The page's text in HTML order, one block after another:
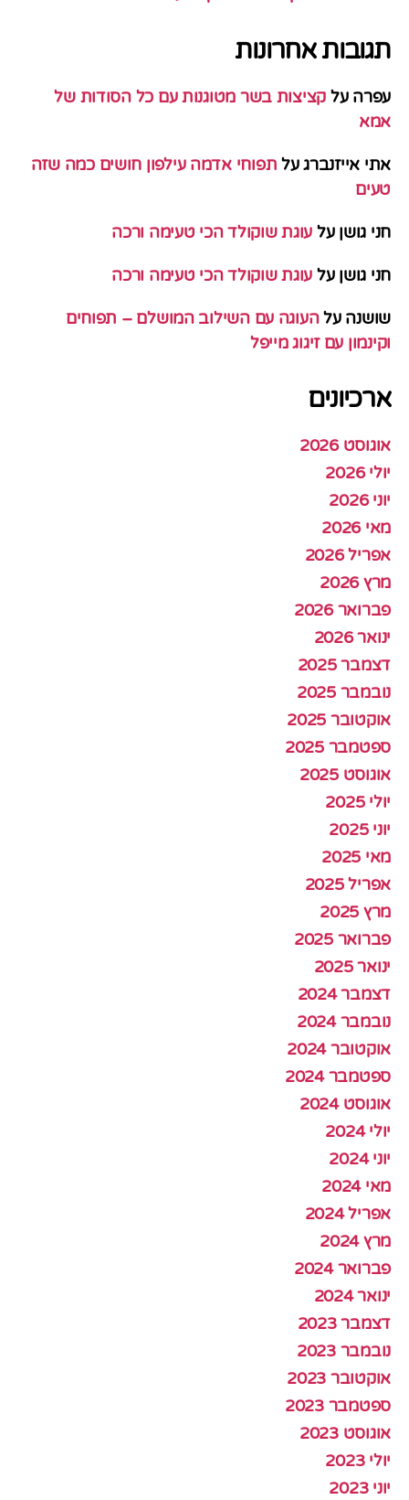
תגובות אחרונות
עפרה על קציצות בשר מטוגנות עם כל הסודות של
אמא
אתי אייזנברגעל תפוחי אדמה עילפון חושים כמה שזה
טעים
חני גושן על עוגת שוקולד הכי טעימה ורכה
חני גושן על עוגת שוקולד הכי טעימה ורכה
שושנה עלהעוגה עם השילוב המושלם – תפוחים
וקינמון עם זיגוג מייפל
ארכיונים
אוגוסט 2026
יולי 2026
יוני 2026
מאי 2026
אפריל 2026
מרץ 2026
פברואר 2026
ינואר 2026
דצמבר 2025
נובמבר 2025
אוקטובר 2025
ספטמבר 2025
אוגוסט 2025
יולי 2025
יוני 2025
מאי 2025
אפריל 2025
מרץ 2025
פברואר 2025
ינואר 2025
דצמבר 2024
נובמבר 2024
אוקטובר 2024
ספטמבר 2024
אוגוסט 2024
יולי 2024
יוני 2024
מאי 2024
אפריל 2024
מרץ 2024
פברואר 2024
ינואר 2024
דצמבר 2023
נובמבר 2023
אוקטובר 2023
ספטמבר 2023
אוגוסט 2023
יולי 2023
יוני 2023